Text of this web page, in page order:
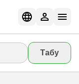
Табу